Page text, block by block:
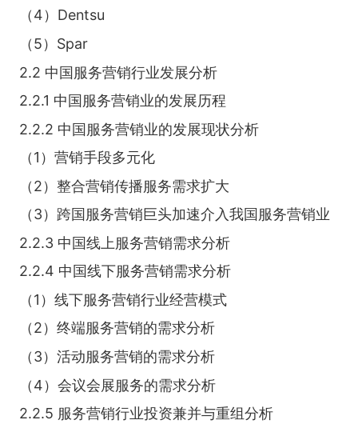
（4）Dentsu
（5）Spar
2.2 中国服务营销行业发展分析
2.2.1 中国服务营销业的发展历程
2.2.2 中国服务营销业的发展现状分析
（1）营销手段多元化
（2）整合营销传播服务需求扩大
（3）跨国服务营销巨头加速介入我国服务营销业
2.2.3 中国线上服务营销需求分析
2.2.4 中国线下服务营销需求分析
（1）线下服务营销行业经营模式
（2）终端服务营销的需求分析
（3）活动服务营销的需求分析
（4）会议会展服务的需求分析
2.2.5 服务营销行业投资兼并与重组分析